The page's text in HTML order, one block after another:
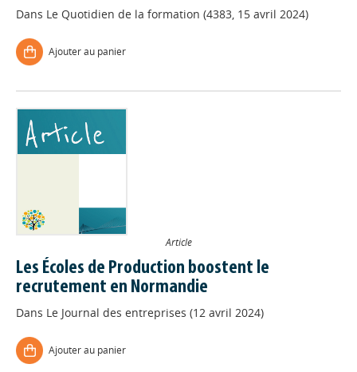
Dans Le Quotidien de la formation (4383, 15 avril 2024)
Ajouter au panier
Article
Les Écoles de Production boostent le
recrutement en Normandie
Dans Le Journal des entreprises (12 avril 2024)
Ajouter au panier